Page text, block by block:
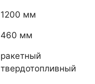
1200 мм
460 мм
ракетный
твердотопливный